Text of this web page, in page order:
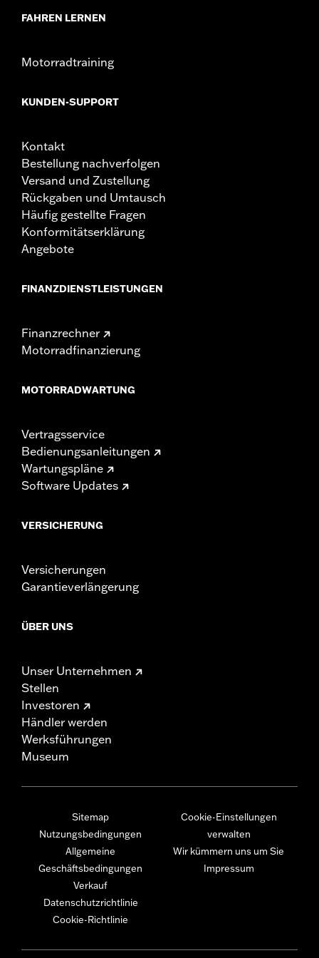
FAHREN LERNEN
Motorradtraining
KUNDEN-SUPPORT
Kontakt
Bestellung nachverfolgen
Versand und Zustellung
Rückgaben und Umtausch
Häufig gestellte Fragen
Konformitätserklärung
Angebote
FINANZDIENSTLEISTUNGEN
Finanzrechner
Motorradfinanzierung
MOTORRADWARTUNG
Vertragsservice
Bedienungsanleitungen
Wartungspläne
Software Updates
VERSICHERUNG
Versicherungen
Garantieverlängerung
ÜBER UNS
Unser Unternehmen
Stellen
Investoren
Händler werden
Werksführungen
Museum
Sitemap
Nutzungsbedingungen
Allgemeine
Geschäftsbedingungen
Verkauf
Datenschutzrichtlinie
Cookie-Richtlinie
Cookie-Einstellungen
verwalten
Wir kümmern uns um Sie
Impressum